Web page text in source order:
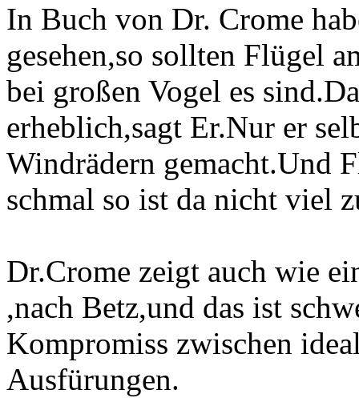
In Buch von Dr. Crome
gesehen,so sollten Flügel
bei großen Vogel es
erheblich,sagt Er.Nur er
Windrädern gemacht.Und
schmal so ist da nicht viel
Dr.Crome zeigt auch wie
,nach Betz,und das ist
Kompromiss zwischen
Ausfürungen.